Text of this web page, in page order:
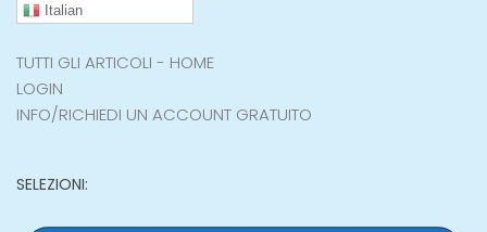
Italian
TUTTI GLI ARTICOLI - HOME
LOGIN
INFO/RICHIEDI UN ACCOUNT GRATUITO
SELEZIONI: